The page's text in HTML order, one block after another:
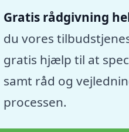
Gratis rådgivning
du vores
gratis hjælp til at
samt råd og
processen.